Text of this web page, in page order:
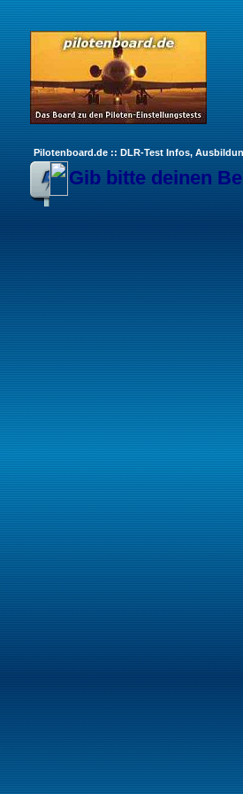
Pilotenboard.de :: DLR-Test Infos,
Gib bitte deinen